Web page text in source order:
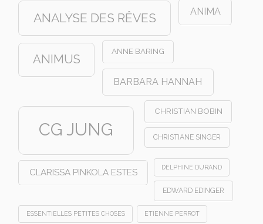
ANALYSE DES RÊVES ANIMA
ANIMUS
ANNE BARING
BARBARA HANNAH
CG JUNG
CHRISTIAN BOBIN
CHRISTIANE SINGER
CLARISSA PINKOLA ESTES DELPHINE DURAND
EDWARD EDINGER
ESSENTIELLES PETITES CHOSES ETIENNE PERROT